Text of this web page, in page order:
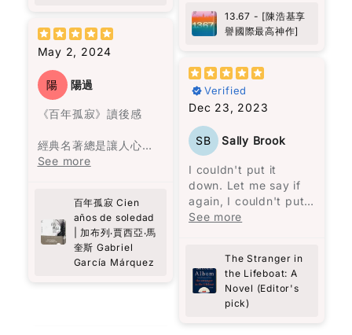
interrelationships,
and their thought
processes.
What struck me most
was Selma's choice
opportunity to
escape, and her
unwavering
persevere. Through
Carolijn Visser's vivid
there with Selma,
experiencing her
struggles and
triumphs firsthand.
This book is a
May 2, 2024
陽 陽過
《百年孤寂》讀後感
經典名著總是讓人心生
敬畏，因為害怕讀不懂
一些書評，大致了解這
是與拉丁美洲的歷史有
關，而許多人建議閱讀
前準備好紙筆，因為人
名複雜又相似，很難記
See more
百年孤寂 Cien
años de soledad
| 加布列‧賈西亞‧馬
奎斯 Gabriel
García Márquez
者的表達亦另故事更精
彩。
13.67 - [陳浩基享
譽國際最高神作]
Verified
Dec 23, 2023
SB Sally Brook
I couldn't put it
down. Let me say if
again, I couldn't put
it down.
about the story the
better. You get all
you need to know
from the book
See more
The Stranger in
the Lifeboat: A
Novel (Editor's
pick)